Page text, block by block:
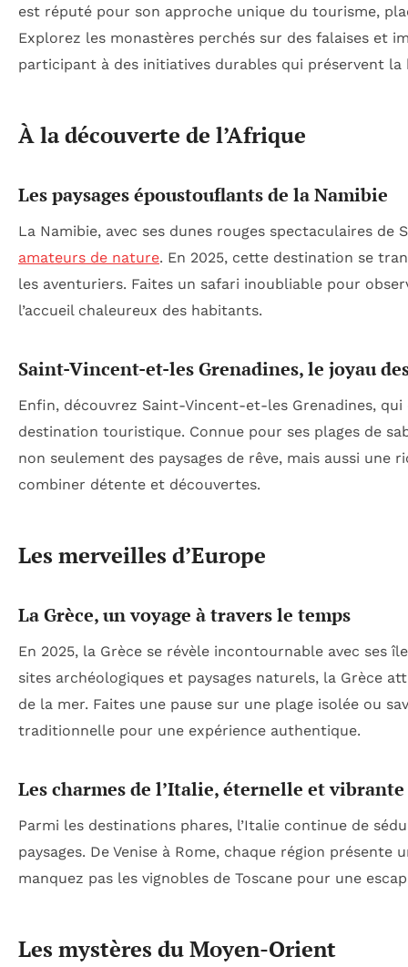
est réputé pour son approche unique du tourisme,
Explorez les monastères perchés sur des falaises et
participant à des initiatives durables qui préservent la
À la découverte de l’Afrique
Les paysages époustouflants de la Namibie
La Namibie, avec ses dunes rouges spectaculaires de
amateurs de nature. En 2025, cette destination se
les aventuriers. Faites un safari inoubliable pour
l’accueil chaleureux des habitants.
Saint-Vincent-et-les Grenadines, le joyau
Enfin, découvrez Saint-Vincent-et-les Grenadines,
destination touristique. Connue pour ses plages de
non seulement des paysages de rêve, mais aussi une
combiner détente et découvertes.
Les merveilles d’Europe
La Grèce, un voyage à travers le temps
En 2025, la Grèce se révèle incontournable avec ses
sites archéologiques et paysages naturels, la Grèce
de la mer. Faites une pause sur une plage isolée ou
traditionnelle pour une expérience authentique.
Les charmes de l’Italie, éternelle et vibrante
Parmi les destinations phares, l’Italie continue de
paysages. De Venise à Rome, chaque région
manquez pas les vignobles de Toscane pour une
Les mystères du Moyen-Orient